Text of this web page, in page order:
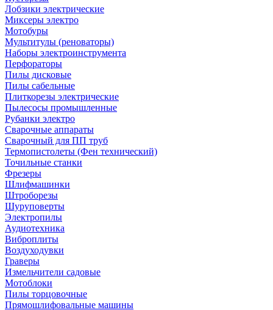
Лобзики электрические
Миксеры электро
Мотобуры
Мультитулы (реноваторы)
Наборы электроинструмента
Перфораторы
Пилы дисковые
Пилы сабельные
Плиткорезы электрические
Пылесосы промышленные
Рубанки электро
Сварочные аппараты
Сварочный для ПП труб
Термопистолеты (Фен технический)
Точильные станки
Фрезеры
Шлифмашинки
Штроборезы
Шуруповерты
Электропилы
Аудиотехника
Виброплиты
Воздуходувки
Граверы
Измельчители садовые
Мотоблоки
Пилы торцовочные
Прямошлифовальные машины